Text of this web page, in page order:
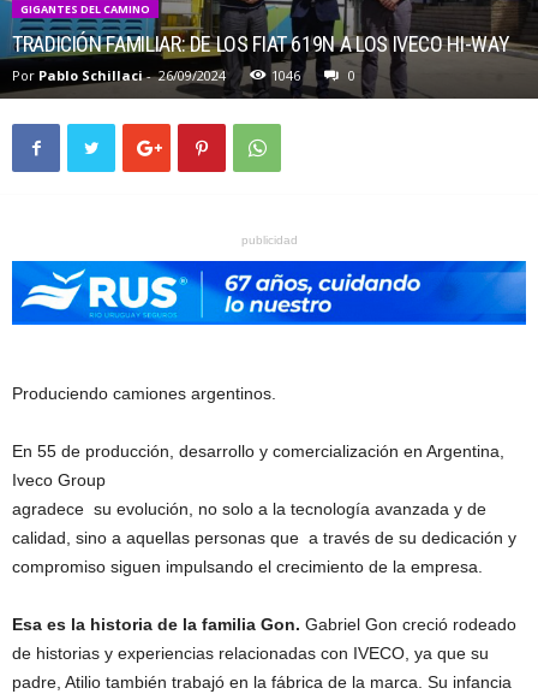
GIGANTES DEL CAMINO
TRADICIÓN FAMILIAR: DE LOS FIAT 619N A LOS IVECO HI-WAY
Por Pablo Schillaci- 26/09/2024 1046 0
publicidad
Produciendo camiones argentinos.
En 55 de producción, desarrollo y comercialización en Argentina,
Iveco Group
agradece su evolución, no solo a la tecnología avanzada y de
calidad, sino a aquellas personas que a través de su dedicación y
compromiso siguen impulsando el crecimiento de la empresa.
Esa es la historia de la familia Gon. Gabriel Gon creció rodeado
de historias y experiencias relacionadas con IVECO, ya que su
padre, Atilio también trabajó en la fábrica de la marca. Su infancia